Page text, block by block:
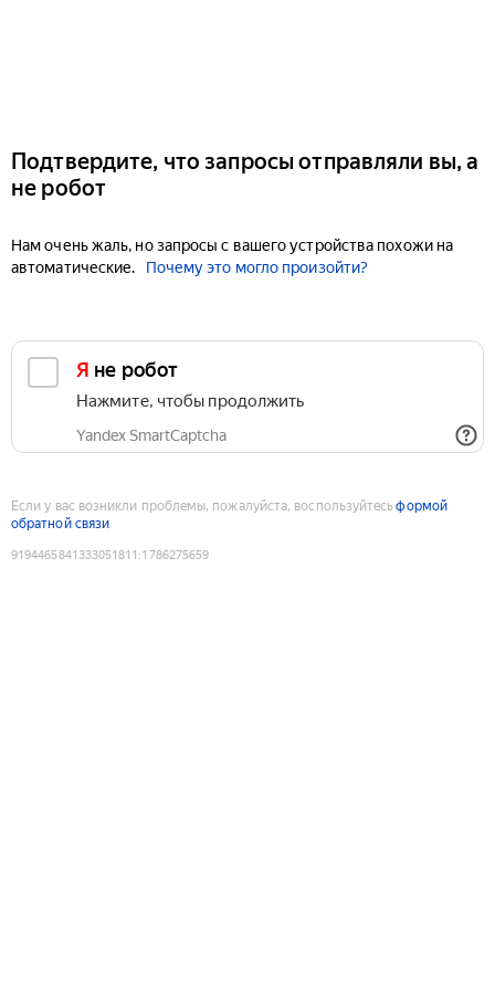
Подтвердите, что запросы отправляли вы, а
не робот
Нам очень жаль, но запросы с вашего устройства похожи на
автоматические.
Почему это могло произойти?
Я не робот
Нажмите, чтобы продолжить
Yandex SmartCaptcha
Если у вас возникли проблемы, пожалуйста, воспользуйтесьформой
обратной связи
9194465841333051811 :1786275659